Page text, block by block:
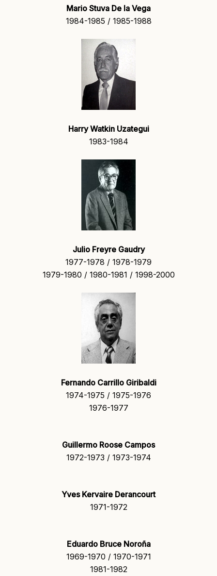
Mario Stuva De la Vega
1984-1985 / 1985-1988
Harry Watkin Uzategui
1983-1984
Julio Freyre Gaudry
1977-1978 / 1978-1979
1979-1980 / 1980-1981 / 1998-2000
Fernando Carrillo Giribaldi
1974-1975 / 1975-1976
1976-1977
Guillermo Roose Campos
1972-1973 / 1973-1974
Yves Kervaire Derancourt
1971-1972
Eduardo Bruce Noroña
1969-1970 / 1970-1971
1981-1982